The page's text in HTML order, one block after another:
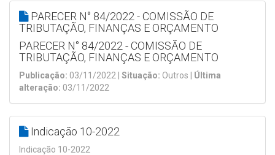
PARECER N° 84/2022 - COMISSÃO DE
TRIBUTAÇÃO, FINANÇAS E ORÇAMENTO
PARECER N° 84/2022 - COMISSÃO DE
TRIBUTAÇÃO, FINANÇAS E ORÇAMENTO
Publicação: 03/11/2022 | Situação: Outros | Última
alteração: 03/11/2022
Indicação 10-2022
Indicação 10-2022